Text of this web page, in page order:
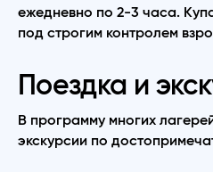
ежедневно по 2-3 часа.
под строгим контролем
Поездка и
В программу многих
экскурсии по